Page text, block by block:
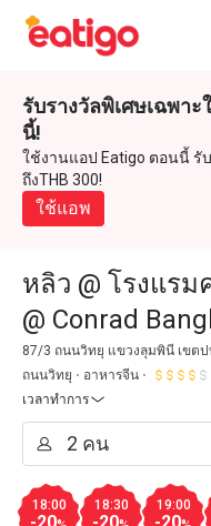
รับรางวัลพิเศษเฉพา
นี้!
ใช้งานแอป Eatigo ตอนนี้ รั
ถึงTHB 300!
ใช้แอพ
หลิว @ โรงแร
@ Conrad
87/3 ถนนวิทยุ แขวงลุมพินี เขตป
ถนนวิทยุ
อาหารจีน
เวลาทำการ
18:00 18:30 19:00